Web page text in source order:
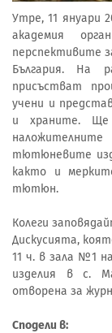
Утре, 11 януари
академия
перспективите
България. На
присъстват
учени и
и храните.
тютюневите
както и
тютюн.
Колеги
Дискусията,
11 ч. в зала №1
изделия в с.
отворена за
Сподели в: